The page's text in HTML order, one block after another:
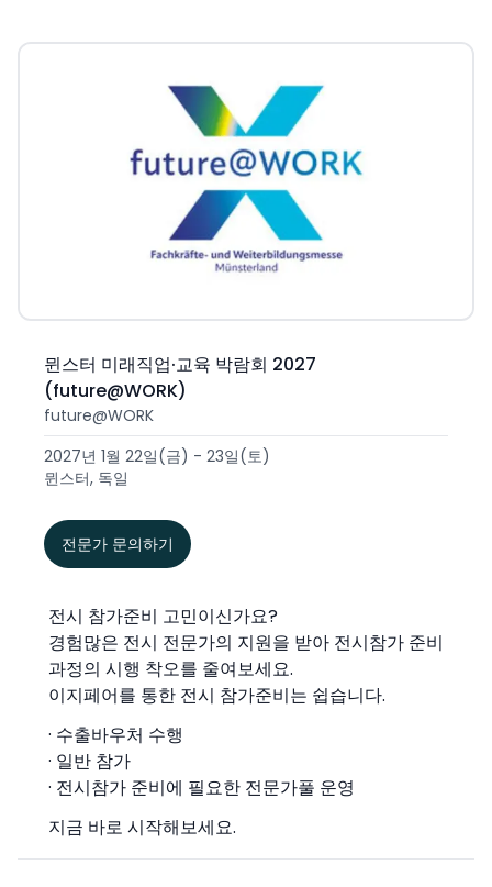
뮌스터 미래직업·교육 박람회 2027
(future@WORK)
future@WORK
2027년 1월 22일(금) - 23일(토)
뮌스터, 독일
전문가 문의하기
전시 참가준비 고민이신가요?
경험많은 전시 전문가의 지원을 받아 전시참가 준비
과정의 시행 착오를 줄여보세요.
이지페어를 통한 전시 참가준비는 쉽습니다.
· 수출바우처 수행
· 일반 참가
· 전시참가 준비에 필요한 전문가풀 운영
지금 바로 시작해보세요.